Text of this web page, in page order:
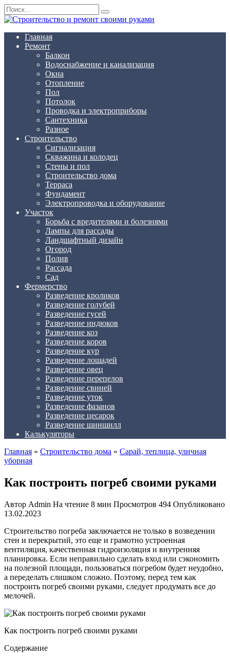
Перейти
к
содержанию
Search
for:
Главная
Ремонт
Балкон
Водоснабжение и канализация
Окна
Отопление
Пол
Потолок
Проводка и электроприборы
Сантехника
Разное
Строительство
Сигнализация
Скважина и колодец
Стены и пол
Строительство дома
Терраса
Фундамент
Электропроводка и оборудование
Участок
Борьба с вредителями и болезнями
Лампы для рассады
Ландшафтный дизайн
Огород
Полив
Рассада
Сад
Фермерство
Разведение кроликов
Разведение голубей
Разведение гусей
Разведение индюков
Разведение коз
Разведение коров
Разведение кур
Разведение лошадей
Разведение овец
Разведение перепелов
Разведение свиней
Разведение уток
Разведение фазанов
Разведение цесарок
Разведение шиншилл
Калькуляторы
Главная » Строительство дома » Сарай, теплица, уличная
уборная
Как построить погреб своими руками
Автор Admin На чтение 8 мин Просмотров 494 Опубликовано
13.02.2023
Строительство погреба заключается не только в возведении
стен и перекрытий, это еще и грамотно устроенная
вентиляция, качественная гидроизоляция и внутренняя
планировка. Если неправильно сделать вход или сэкономить
на полезной площади, пользоваться погребом будет неудобно,
а переделать слишком сложно. Поэтому, перед тем как
построить погреб своими руками, следует продумать все до
мелочей.
Как построить погреб своими руками
Содержание